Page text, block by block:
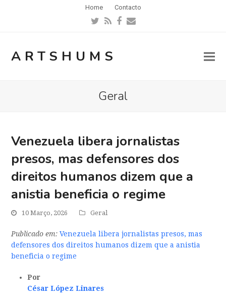
Home Contacto
Twitter
RSSFacebook
Email
ARTSHUMS
Geral
Venezuela libera jornalistas
presos, mas defensores dos
direitos humanos dizem que a
anistia beneficia o regime
10 Março, 2026 Geral
Publicado em: Venezuela libera jornalistas presos, mas
defensores dos direitos humanos dizem que a anistia
beneficia o regime
Por
César López Linares